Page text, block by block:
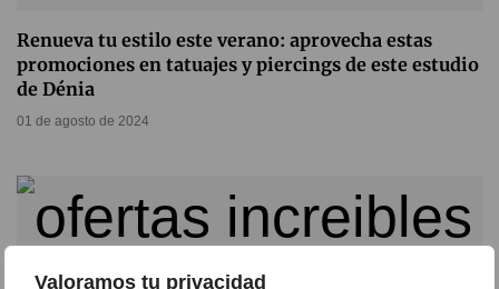
Valoramos tu privacidad
Renueva tu estilo este verano: aprovecha estas
promociones en tatuajes y piercings de este estudio
de Dénia
01 de agosto de 2024